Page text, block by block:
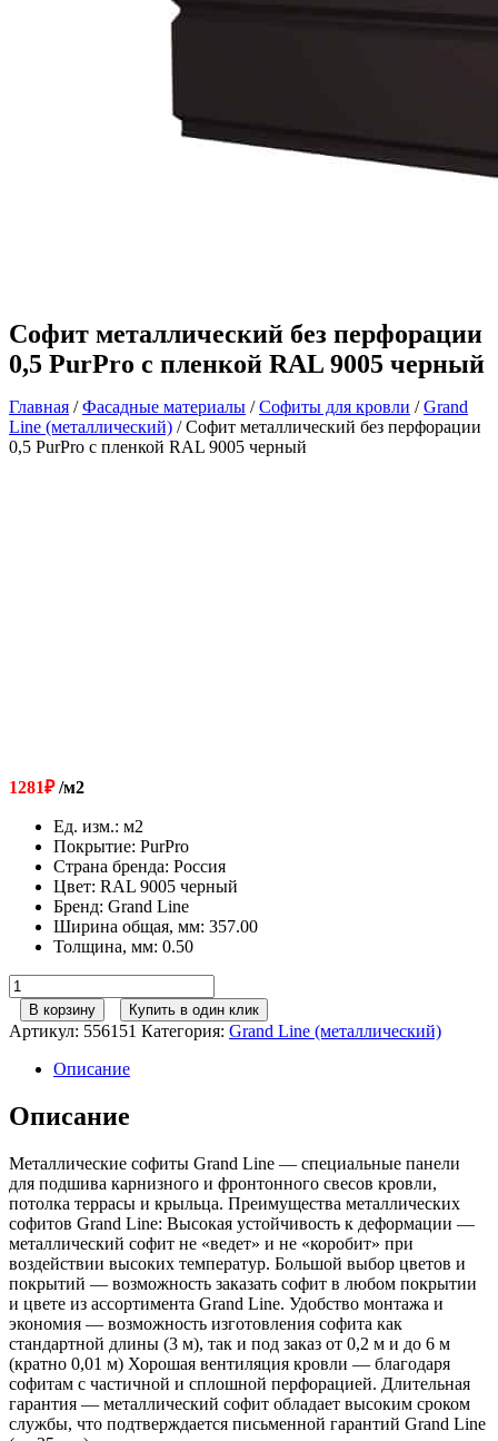
Софит металлический без перфорации
0,5 PurPro с пленкой RAL 9005 черный
Главная /Фасадные материалы /Софиты для кровли /Grand
Line (металлический) / Софит металлический без перфорации
0,5 PurPro с пленкой RAL 9005 черный
1281₽/м2
Ед. изм.: м2
Покрытие: PurPro
Страна бренда: Россия
Цвет: RAL 9005 черный
Бренд: Grand Line
Ширина общая, мм: 357.00
Толщина, мм: 0.50
Количество
товара
Софит
металлический
перфорации
0,5
PurPro
пленкой
RAL
9005
черный
В корзину Купить в один клик
Артикул: 556151 Категория: Grand Line (металлический)
Описание
Описание
Металлические софиты Grand Line — специальные панели
для подшива карнизного и фронтонного свесов кровли,
потолка террасы и крыльца. Преимущества металлических
софитов Grand Line: Высокая устойчивость к деформации —
металлический софит не «ведет» и не «коробит» при
воздействии высоких температур. Большой выбор цветов и
покрытий — возможность заказать софит в любом покрытии
и цвете из ассортимента Grand Line. Удобство монтажа и
экономия — возможность изготовления софита как
стандартной длины (3 м), так и под заказ от 0,2 м и до 6 м
(кратно 0,01 м) Хорошая вентиляция кровли — благодаря
софитам с частичной и сплошной перфорацией. Длительная
гарантия — металлический софит обладает высоким сроком
службы, что подтверждается письменной гарантий Grand Line